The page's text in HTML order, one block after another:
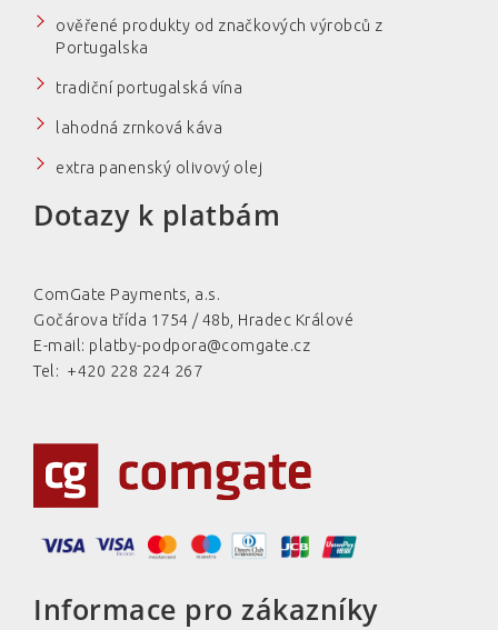
mail:
ověřené produkty od značkových výrobců z
Portugalska
tradiční portugalská vína
lahodná zrnková káva
extra panenský olivový olej
Dotazy k platbám
ComGate Payments, a.s.
Gočárova třída 1754 / 48b, Hradec Králové
E-mail: platby-podpora@comgate.cz
Tel: +420 228 224 267
Informace pro zákazníky